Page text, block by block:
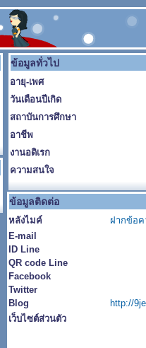
ข้อมูลทั่วไป
อายุ-เพศ
วันเดือนปีเกิด
สถาบันการศึกษา
อาชีพ
งานอดิเรก
ความสนใจ
ข้อมูลติดต่อ
หลังไมค์
ฝากข้อ
E-mail
ID Line
QR code Line
Facebook
Twitter
Blog
http://
เว็บไซต์ส่วนตัว